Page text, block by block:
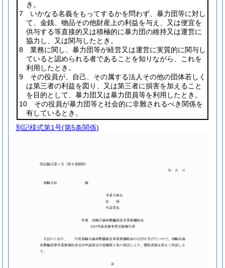
き。
7 いかなる名義をもってするかを問わず、暴力団等に対し
て、金銭、物品その他財産上の利益を与え、又は便宜を
供与する等直接的又は積極的に暴力団の維持又は運営に
協力し、又は関与したとき。
8 業務に関し、暴力団等が経営又は運営に実質的に関与し
ていると認められる者であることを知りながら、これを
利用したとき。
9 その役員が、自己、その属する法人その他の団体若しく
は第三者の利益を図り、又は第三者に損害を加えること
を目的として、暴力団又は暴力団員等を利用したとき。
10 その役員が暴力団等と社会的に非難されるべき関係を
有しているとき。
別記様式第1号(第5条関係)